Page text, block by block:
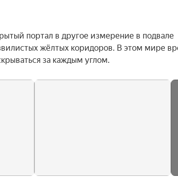
портал в другое измерение в подвале
жёлтых коридоров. В этом мире
за каждым углом.